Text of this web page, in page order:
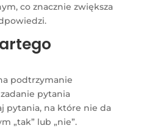
co znacznie zwiększa
podtrzymanie
pytania
pytania, na które nie da
„tak” lub „nie”.